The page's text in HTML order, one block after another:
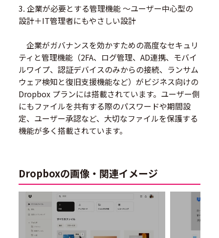
3. 企業が必要とする管理機能 〜ユーザー中心型の
設計＋IT管理者にもやさしい設計
企業がガバナンスを効かすための高度なセキュリ
ティと管理機能（2FA、ログ管理、AD連携、モバイ
ルワイプ、認証デバイスのみからの接続、ランサム
ウェア検知と復旧支援機能など）がビジネス向けの
Dropbox プランには搭載されています。ユーザー側
にもファイルを共有する際のパスワードや期間設
定、ユーザー承認など、大切なファイルを保護する
機能が多く搭載されています。
Dropboxの画像・関連イメージ